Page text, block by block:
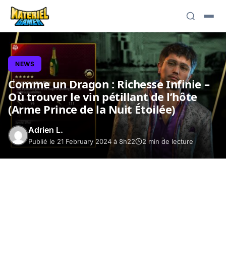
NEWS
Comme un Dragon : Richesse Infinie –
Où trouver le vin pétillant de l’hôte
(Arme Prince de la Nuit Étoilée)
Adrien L.
Publié le 21 February 2024 à 8h22 2 min de lecture